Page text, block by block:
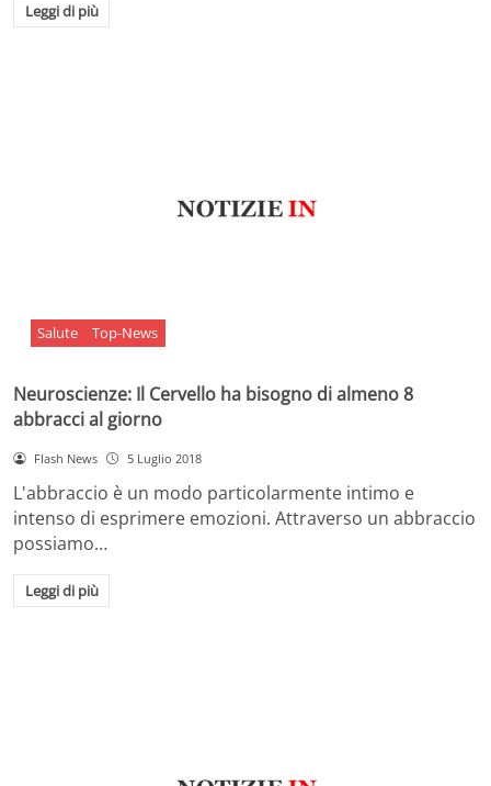
Leggi di più
Salute Top-News
Neuroscienze: Il Cervello ha bisogno di almeno 8
abbracci al giorno
Flash News 5 Luglio 2018
L'abbraccio è un modo particolarmente intimo e
intenso di esprimere emozioni. Attraverso un abbraccio
possiamo…
Leggi di più